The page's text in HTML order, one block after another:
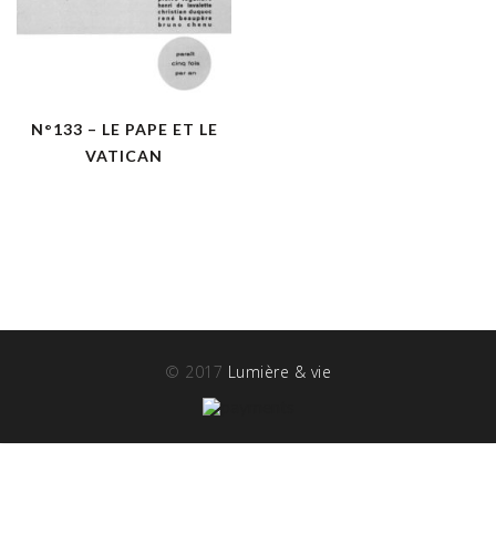
N°133 – LE PAPE ET LE
VATICAN
© 2017 Lumière & vie